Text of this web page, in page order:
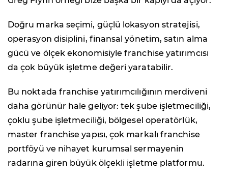
Doğru marka seçimi, güçlü lokasyon stratejisi,
operasyon disiplini, finansal yönetim, satın alma
gücü ve ölçek ekonomisiyle franchise yatırımcısı
da çok büyük işletme değeri yaratabilir.
Bu noktada franchise yatırımcılığının merdiveni
daha görünür hale geliyor: tek şube işletmeciliği,
çoklu şube işletmeciliği, bölgesel operatörlük,
master franchise yapısı, çok markalı franchise
portföyü ve nihayet kurumsal sermayenin
radarına giren büyük ölçekli işletme platformu.